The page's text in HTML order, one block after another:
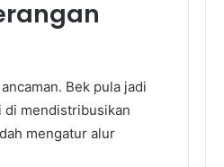
Bek pula jadi
di mendistribusikan
mengatur alur